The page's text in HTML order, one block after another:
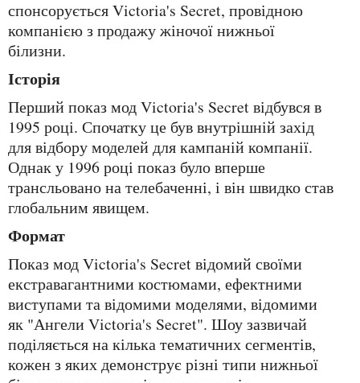
спонсорується Victoria's Secret, провідною
компанією з продажу жіночої нижньої
білизни.
Історія
Перший показ мод Victoria's Secret відбувся в
1995 році. Спочатку це був внутрішній захід
для відбору моделей для кампаній компанії.
Однак у 1996 році показ було вперше
трансльовано на телебаченні, і він швидко став
глобальним явищем.
Формат
Показ мод Victoria's Secret відомий своїми
екстравагантними костюмами, ефектними
виступами та відомими моделями, відомими
як "Ангели Victoria's Secret". Шоу зазвичай
поділяється на кілька тематичних сегментів,
кожен з яких демонструє різні типи нижньої